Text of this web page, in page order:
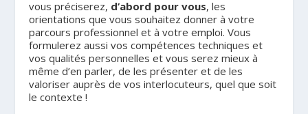
vous préciserez, d’abord pour vous, les
orientations que vous souhaitez donner à votre
parcours professionnel et à votre emploi. Vous
formulerez aussi vos compétences techniques et
vos qualités personnelles et vous serez mieux à
même d’en parler, de les présenter et de les
valoriser auprès de vos interlocuteurs, quel que soit
le contexte !